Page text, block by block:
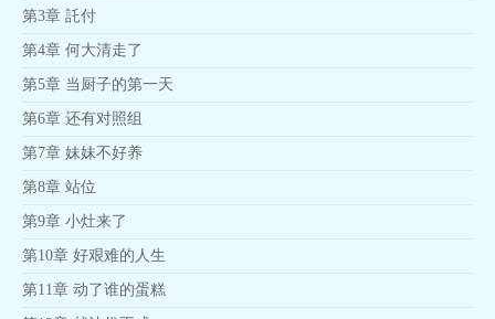
第3章 託付
第4章 何大清走了
第5章 当厨子的第一天
第6章 还有对照组
第7章 妹妹不好养
第8章 站位
第9章 小灶来了
第10章 好艰难的人生
第11章 动了谁的蛋糕